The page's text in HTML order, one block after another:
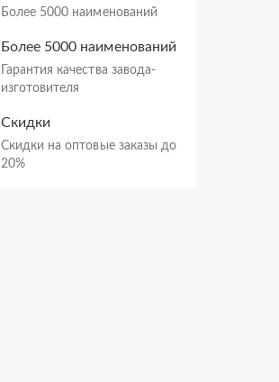
Более 5000 наименований
Более 5000 наименований
Гарантия качества завода-
изготовителя
Скидки
Скидки на оптовые заказы до
20%